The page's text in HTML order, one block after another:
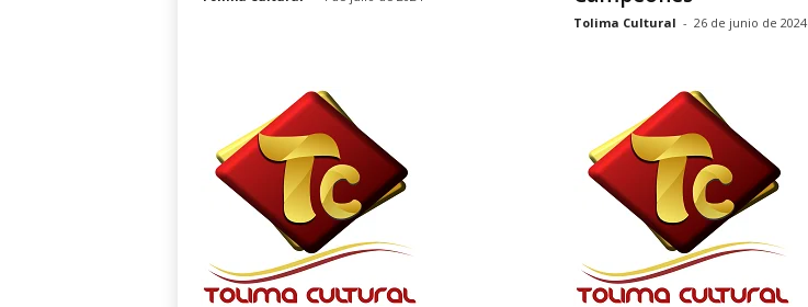
Tolima Cultural - 26 de junio de 2024